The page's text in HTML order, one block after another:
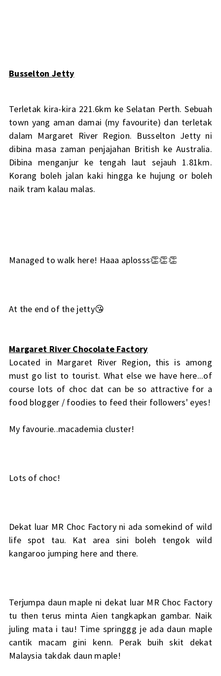
Busselton Jetty
Terletak kira-kira 221.6km ke Selatan Perth. Sebuah
town yang aman damai (my favourite) dan terletak
dalam Margaret River Region. Busselton Jetty ni
dibina masa zaman penjajahan British ke Australia.
Dibina menganjur ke tengah laut sejauh 1.81km.
Korang boleh jalan kaki hingga ke hujung or boleh
naik tram kalau malas.
Managed to walk here! Haaa aplosss👏👏👏
At the end of the jetty😘
Margaret River Chocolate Factory
Located in Margaret River Region, this is among
must go list to tourist. What else we have here...of
course lots of choc dat can be so attractive for a
food blogger / foodies to feed their followers' eyes!
My favourie..macademia cluster!
Lots of choc!
Dekat luar MR Choc Factory ni ada somekind of wild
life spot tau. Kat area sini boleh tengok wild
kangaroo jumping here and there.
Terjumpa daun maple ni dekat luar MR Choc Factory
tu then terus minta Aien tangkapkan gambar. Naik
juling mata i tau! Time springgg je ada daun maple
cantik macam gini kenn. Perak buih skit dekat
Malaysia takdak daun maple!